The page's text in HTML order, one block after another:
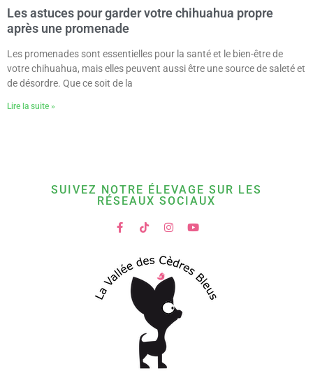
Les astuces pour garder votre chihuahua propre
après une promenade
Les promenades sont essentielles pour la santé et le bien-être de
votre chihuahua, mais elles peuvent aussi être une source de saleté et
de désordre. Que ce soit de la
Lire la suite »
SUIVEZ NOTRE ÉLEVAGE SUR LES
RÉSEAUX SOCIAUX